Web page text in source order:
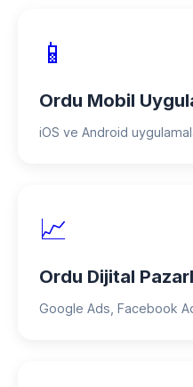
📱
Ordu Mobil
iOS ve Android
📈
Ordu Dijital
Google Ads, Facebook